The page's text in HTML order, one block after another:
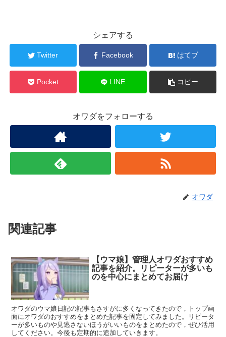
シェアする
Twitter Facebook はてブ
Pocket LINE コピー
オワダをフォローする
オワダ
関連記事
【ウマ娘】管理人オワダおすすめ
記事を紹介。リピーターが多いも
のを中心にまとめてお届け
オワダのウマ娘日記の記事もさすがに多くなってきたので，トップ画
面にオワダのおすすめをまとめた記事を固定してみました。リピータ
ーが多いものや見逃さないほうがいいものをまとめたので，ぜひ活用
してください。今後も定期的に追加していきます。